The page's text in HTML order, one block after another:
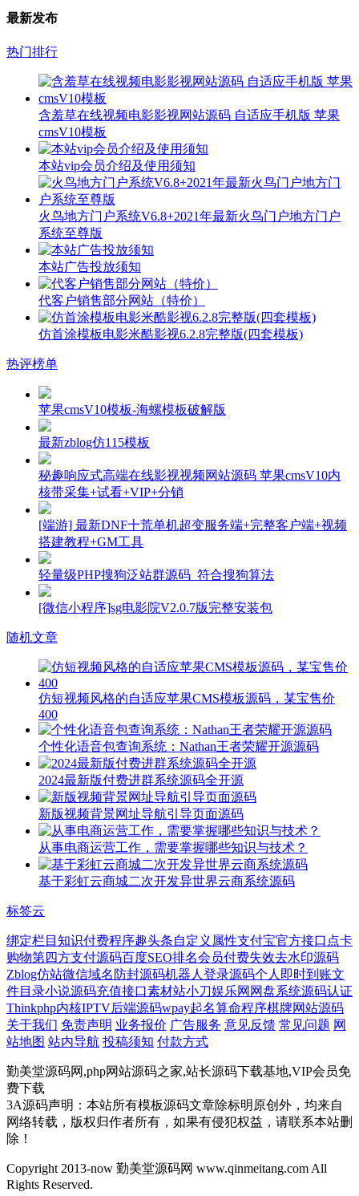
最新发布
热门排行
含羞草在线视频电影影视网站源码 自适应手机版 苹果
cmsV10模板
本站vip会员介绍及使用须知
火鸟地方门户系统V6.8+2021年最新火鸟门户地方门户
系统至尊版
本站广告投放须知
代客户销售部分网站（特价）
仿首涂模板电影米酷影视6.2.8完整版(四套模板)
热评榜单
苹果cmsV10模板-海螺模板破解版
最新zblog仿115模板
秘趣响应式高端在线影视视频网站源码 苹果cmsV10内
核带采集+试看+VIP+分销
[端游] 最新DNF十荒单机超变服务端+完整客户端+视频
搭建教程+GM工具
轻量级PHP搜狗泛站群源码_符合搜狗算法
[微信小程序]sg电影院V2.0.7版完整安装包
随机文章
仿短视频风格的自适应苹果CMS模板源码，某宝售价
400
个性化语音包查询系统：Nathan王者荣耀开源源码
2024最新版付费进群系统源码全开源
新版视频背景网址导航引导页面源码
从事电商运营工作，需要掌握哪些知识与技术？
基于彩虹云商城二次开发异世界云商系统源码
标签云
绑定栏目 知识付费程序趣头条自定义属性支付宝官方接口 点卡
购物第四方支付源码百度SEO排名会员付费失效去水印源码
Zblog仿站微信域名防封源码机器人登录源码个人即时到账文
件目录小说源码充值接口素材站小刀娱乐网 网盘系统源码认证
Thinkphp内核IPTV后端源码wpay起名算命程序棋牌网站源码
关于我们 免责声明 业务报价 广告服务 意见反馈 常见问题 网
站地图 站内导航 投稿须知 付款方式
勤美堂源码网,php网站源码之家,站长源码下载基地,VIP会员免
费下载
3A源码声明：本站所有模板源码文章除标明原创外，均来自
网络转载，版权归作者所有，如果有侵犯权益，请联系本站删
除！
Copyright 2013-now 勤美堂源码网 www.qinmeitang.com All
Rights Reserved.